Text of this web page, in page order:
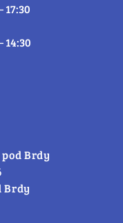
17:30
14:30
Brdy
Brdy